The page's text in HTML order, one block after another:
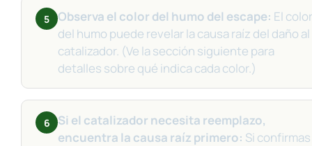
5 Observa el color del humo del escape: El color
del humo puede revelar la causa raíz del daño al
catalizador. (Ve la sección siguiente para
detalles sobre qué indica cada color.)
6
Si el catalizador necesita reemplazo,
encuentra la causa raíz primero: Si confirmas